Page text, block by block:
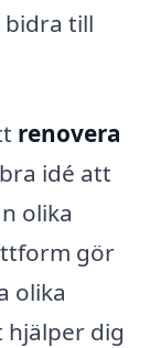
till
renovera
idé att
olika
gör
olika
hjälper dig